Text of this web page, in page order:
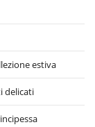
estiva
delicati